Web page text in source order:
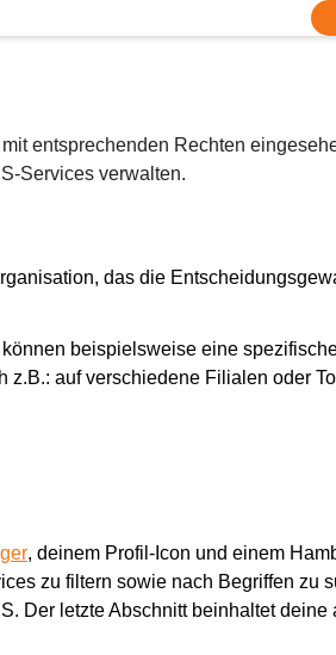
entsprechenden Rechten
Services verwalten.
das die
beispielsweise eine
auf verschiedene Filialen oder
, deinem Profil-Icon und einem
zu filtern sowie nach Begriffen zu
Der letzte Abschnitt beinhaltet